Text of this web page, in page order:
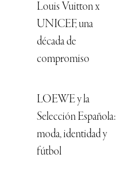
Louis Vuitton x
UNICEF, una
década de
compromiso
LOEWE y la
Selección Española:
moda, identidad y
fútbol